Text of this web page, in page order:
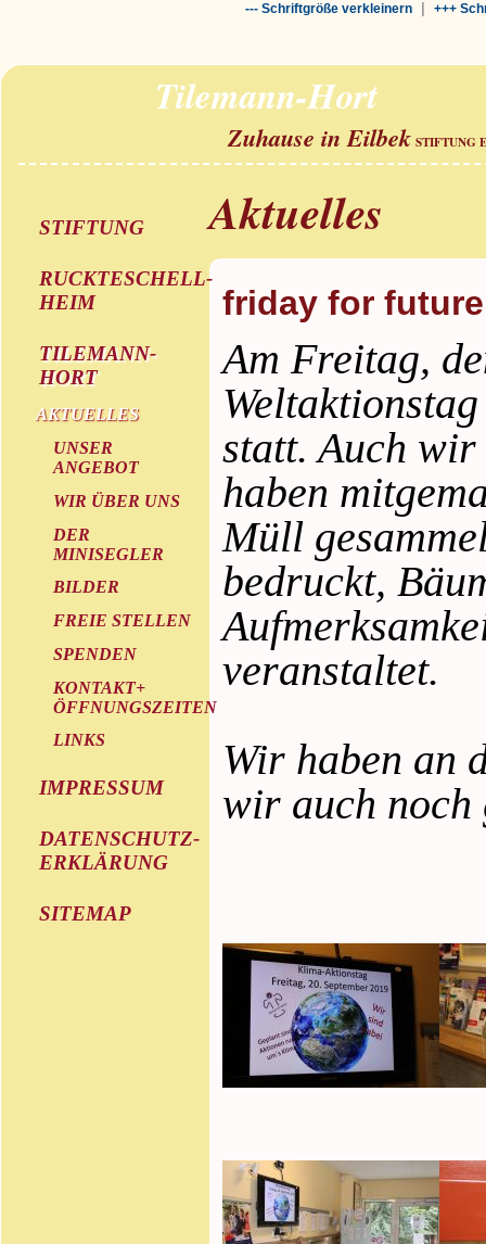
--- Schriftgröße verkleinern| +++
Tilemann-Hort
Zuhause in Eilbek STIFTUNG
STIFTUNG
RUCKTESCHELL-
HEIM
TILEMANN-
HORT
AKTUELLES
UNSER
ANGEBOT
WIR ÜBER UNS
DER
MINISEGLER
BILDER
FREIE STELLEN
SPENDEN
KONTAKT+
ÖFFNUNGSZEITEN
LINKS
IMPRESSUM
DATENSCHUTZ-
ERKLÄRUNG
SITEMAP
Aktuelles
friday for
Am Freitag,
statt. Auch wir
haben
Müll
bedruckt,
veranstaltet.
Wir haben an
wir auch noch